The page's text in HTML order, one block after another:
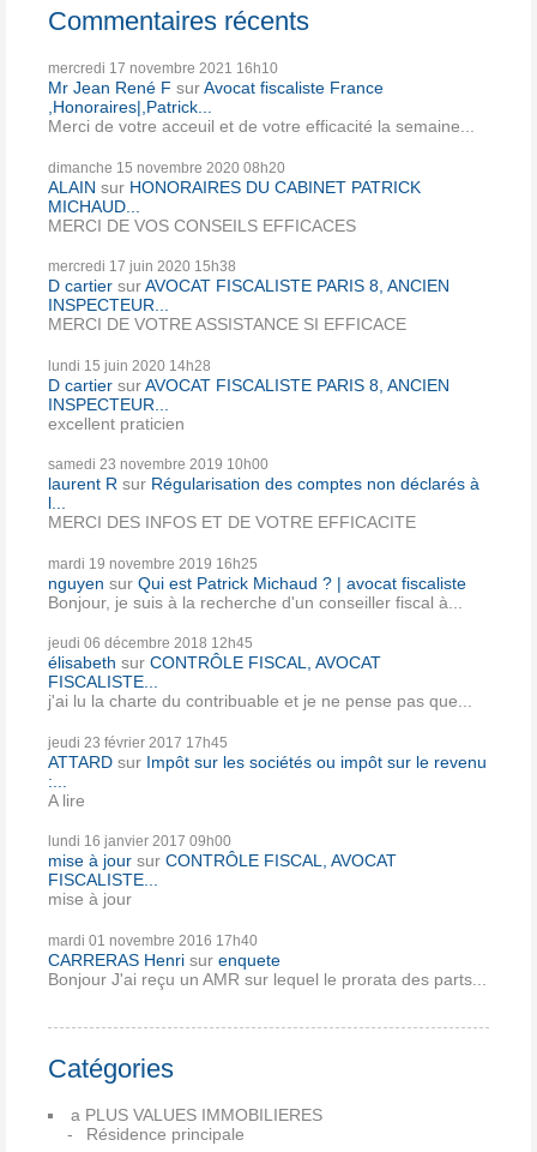
Commentaires récents
mercredi 17 novembre 2021 16h10
Mr Jean René F surAvocat fiscaliste France
,Honoraires|,Patrick...
Merci de votre acceuil et de votre efficacité la semaine...
dimanche 15 novembre 2020 08h20
ALAIN sur HONORAIRES DU CABINET PATRICK
MICHAUD...
MERCI DE VOS CONSEILS EFFICACES
mercredi 17 juin 2020 15h38
D cartier surAVOCAT FISCALISTE PARIS 8, ANCIEN
INSPECTEUR...
MERCI DE VOTRE ASSISTANCE SI EFFICACE
lundi 15 juin 2020 14h28
D cartier surAVOCAT FISCALISTE PARIS 8, ANCIEN
INSPECTEUR...
excellent praticien
samedi 23 novembre 2019 10h00
laurent R sur Régularisation des comptes non déclarés à
l...
MERCI DES INFOS ET DE VOTRE EFFICACITE
mardi 19 novembre 2019 16h25
nguyen sur Qui est Patrick Michaud ? | avocat fiscaliste
Bonjour, je suis à la recherche d'un conseiller fiscal à...
jeudi 06 décembre 2018 12h45
élisabeth sur CONTRÔLE FISCAL, AVOCAT
FISCALISTE...
j'ai lu la charte du contribuable et je ne pense pas que...
jeudi 23 février 2017 17h45
ATTARD sur Impôt sur les sociétés ou impôt sur le revenu
:...
A lire
lundi 16 janvier 2017 09h00
mise à jour sur CONTRÔLE FISCAL, AVOCAT
FISCALISTE...
mise à jour
mardi 01 novembre 2016 17h40
CARRERAS Henri sur enquete
Bonjour J'ai reçu un AMR sur lequel le prorata des parts...
Catégories
a PLUS VALUES IMMOBILIERES
Résidence principale